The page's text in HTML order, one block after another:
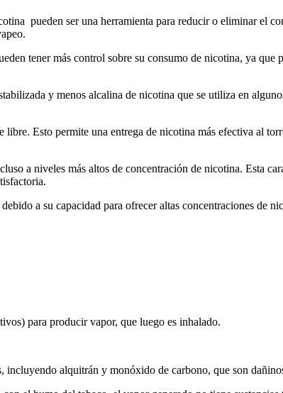
pueden ser una herramienta para reducir o eliminar el
tener más control sobre su consumo de nicotina, ya que
y menos alcalina de nicotina que se utiliza en
Esto permite una entrega de nicotina más efectiva al
a niveles más altos de concentración de nicotina. Esta
a su capacidad para ofrecer altas concentraciones de
para producir vapor, que luego es inhalado.
alquitrán y monóxido de carbono, que son